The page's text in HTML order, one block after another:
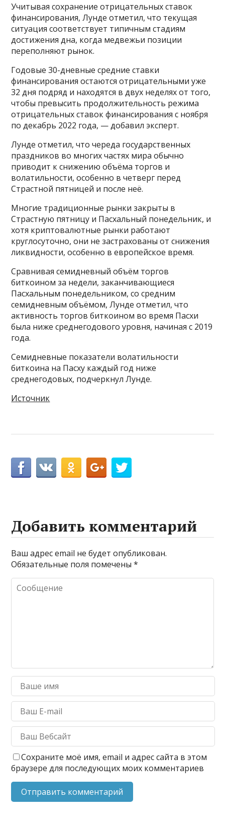
Учитывая сохранение отрицательных ставок
финансирования, Лунде отметил, что текущая
ситуация соответствует типичным стадиям
достижения дна, когда медвежьи позиции
переполняют рынок.
Годовые 30-дневные средние ставки
финансирования остаются отрицательными уже
32 дня подряд и находятся в двух неделях от того,
чтобы превысить продолжительность режима
отрицательных ставок финансирования с ноября
по декабрь 2022 года, — добавил эксперт.
Лунде отметил, что череда государственных
праздников во многих частях мира обычно
приводит к снижению объёма торгов и
волатильности, особенно в четверг перед
Страстной пятницей и после неё.
Многие традиционные рынки закрыты в
Страстную пятницу и Пасхальный понедельник, и
хотя криптовалютные рынки работают
круглосуточно, они не застрахованы от снижения
ликвидности, особенно в европейское время.
Сравнивая семидневный объём торгов
биткоином за недели, заканчивающиеся
Пасхальным понедельником, со средним
семидневным объёмом, Лунде отметил, что
активность торгов биткоином во время Пасхи
была ниже среднегодового уровня, начиная с 2019
года.
Семидневные показатели волатильности
биткоина на Пасху каждый год ниже
среднегодовых, подчеркнул Лунде.
Источник
Добавить комментарий
Ваш адрес email не будет опубликован.
Обязательные поля помечены*
Сохраните моё имя, email и адрес сайта в этом
браузере для последующих моих комментариев